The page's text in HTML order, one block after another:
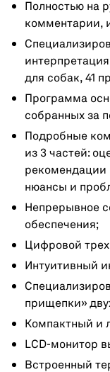
Полностью на
комментарии,
для собак, 41
Программа
собранных за
Подробные
из 3 частей:
рекомендации
нюансы и
Непрерывное
обеспечения;
Цифровой
Интуитивный
прищепки»
Компактный и
LCD-монитор
Встроенный